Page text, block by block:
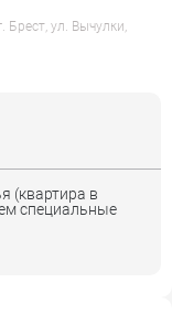
Брест, ул. Вычулки,
(квартира в
специальные